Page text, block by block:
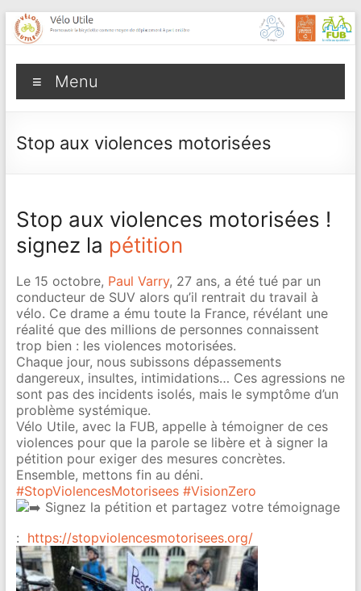
Aller
au
Vélo
Utile
la
moyen
de
déplacement
part
entière
Menu
Stop aux violences motorisées
Stop aux violences motorisées !
signez la pétition
Le 15 octobre, Paul Varry, 27 ans, a été tué par un
conducteur de SUV alors qu’il rentrait du travail à
vélo. Ce drame a ému toute la France, révélant une
réalité que des millions de personnes connaissent
trop bien : les violences motorisées.
Chaque jour, nous subissons dépassements
dangereux, insultes, intimidations… Ces agressions ne
sont pas des incidents isolés, mais le symptôme d’un
problème systémique.
Vélo Utile, avec la FUB, appelle à témoigner de ces
violences pour que la parole se libère et à signer la
pétition pour exiger des mesures concrètes.
Ensemble, mettons fin au déni.
#StopViolencesMotorisees #VisionZero
Signez la pétition et partagez votre témoignage
: https://stopviolencesmotorisees.org/